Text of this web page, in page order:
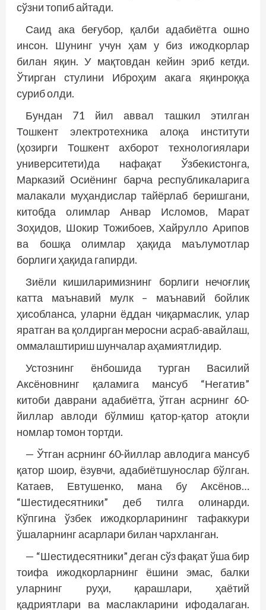
сўзни топиб айтади.
Саид ака беғубор, қалби адабиётга ошно
инсон. Шунинг учун ҳам у биз ижодкорлар
билан яқин. У мақтовдан кейин эриб кетди.
Ўтирган стулини Иброҳим акага яқинроққа
суриб олди.
Бундан 71 йил аввал ташкил этилган
Тошкент электротехника алоқа институти
(ҳозирги Тошкент ахборот технологиялари
университети)да нафақат Ўзбекистонга,
Марказий Осиёнинг барча республикаларига
малакали муҳандислар тайёрлаб беришгани,
китобда олимлар Анвар Исломов, Марат
Зоҳидов, Шокир Тожибоев, Хайрулло Арипов
ва бошқа олимлар ҳақида маълумотлар
борлиги ҳақида гапирди.
Зиёли кишиларимизнинг борлиги нечоғлиқ
катта маънавий мулк – маънавий бойлик
ҳисобланса, уларни ёддан чиқармаслик, улар
яратган ва қолдирган меросни асраб-авайлаш,
оммалаштириш шунчалар аҳамиятлидир.
Устознинг ёнбошида турган Василий
Аксёновнинг қаламига мансуб “Негатив”
китоби даврани адабиётга, ўтган асрнинг 60-
йиллар авлоди бўлмиш қатор-қатор атоқли
номлар томон тортди.
— Ўтган асрнинг 60-йиллар авлодига мансуб
қатор шоир, ёзувчи, адабиётшунослар бўлган.
Катаев, Евтушенко, мана бу Аксёнов…
“Шестидесятники” деб тилга олинарди.
Кўпгина ўзбек ижодкорларининг тафаккури
ўшаларнинг асарлари билан чархланган.
— “Шестидесятники” деган сўз фақат ўша бир
тоифа ижодкорларнинг ёшини эмас, балки
уларнинг руҳи, қарашлари, ҳаётий
қадриятлари ва маслакларини ифодалаган.